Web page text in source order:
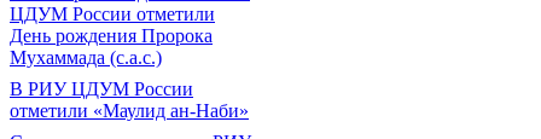
ЦДУМ России отметили
День рождения Пророка
Мухаммада (с.а.с.)
В РИУ ЦДУМ России
отметили «Маулид ан-Наби»